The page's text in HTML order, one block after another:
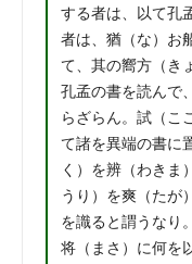
する者は、以て孔
者は、猶（な）お
て、其の嚮方（き
孔孟の書を読んで
らざらん。試（こ
て諸を異端の書に
く）を辨（わきま
うり）を爽（たが
を識ると謂うなり。
将（まさ）に何を